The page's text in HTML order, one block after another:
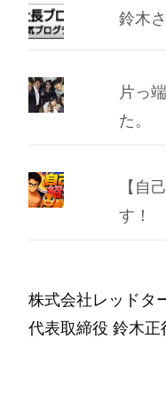
鈴木
片っ
た。
【自
す！
株式会社レッドタ
代表取締役 鈴木正